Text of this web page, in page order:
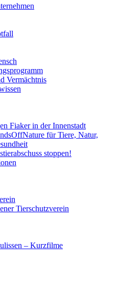
Vermächtnis
Fiaker in der Innenstadt
für Tiere, Natur,
stoppen!
Tierschutzverein
– Kurzfilme